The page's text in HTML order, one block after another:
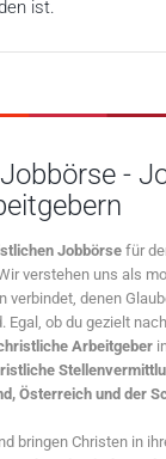
ist.
-
Jobbörse für
verstehen uns als
verbindet, denen
ob du gezielt nach
Arbeitgeber
Österreich und der
bringen Christen in